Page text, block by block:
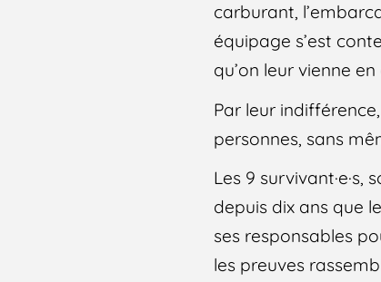
carburant,
équipage s’est
qu’on leur vienne
Par leur
personnes, sans
Les 9
depuis dix ans que
ses responsables
les preuves